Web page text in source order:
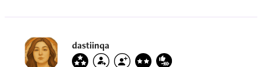
dastiinqa